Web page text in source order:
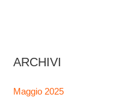
ARCHIVI
Maggio 2025